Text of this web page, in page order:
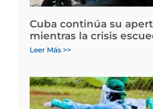
Cuba continúa su
mientras la crisis
Leer Más >>